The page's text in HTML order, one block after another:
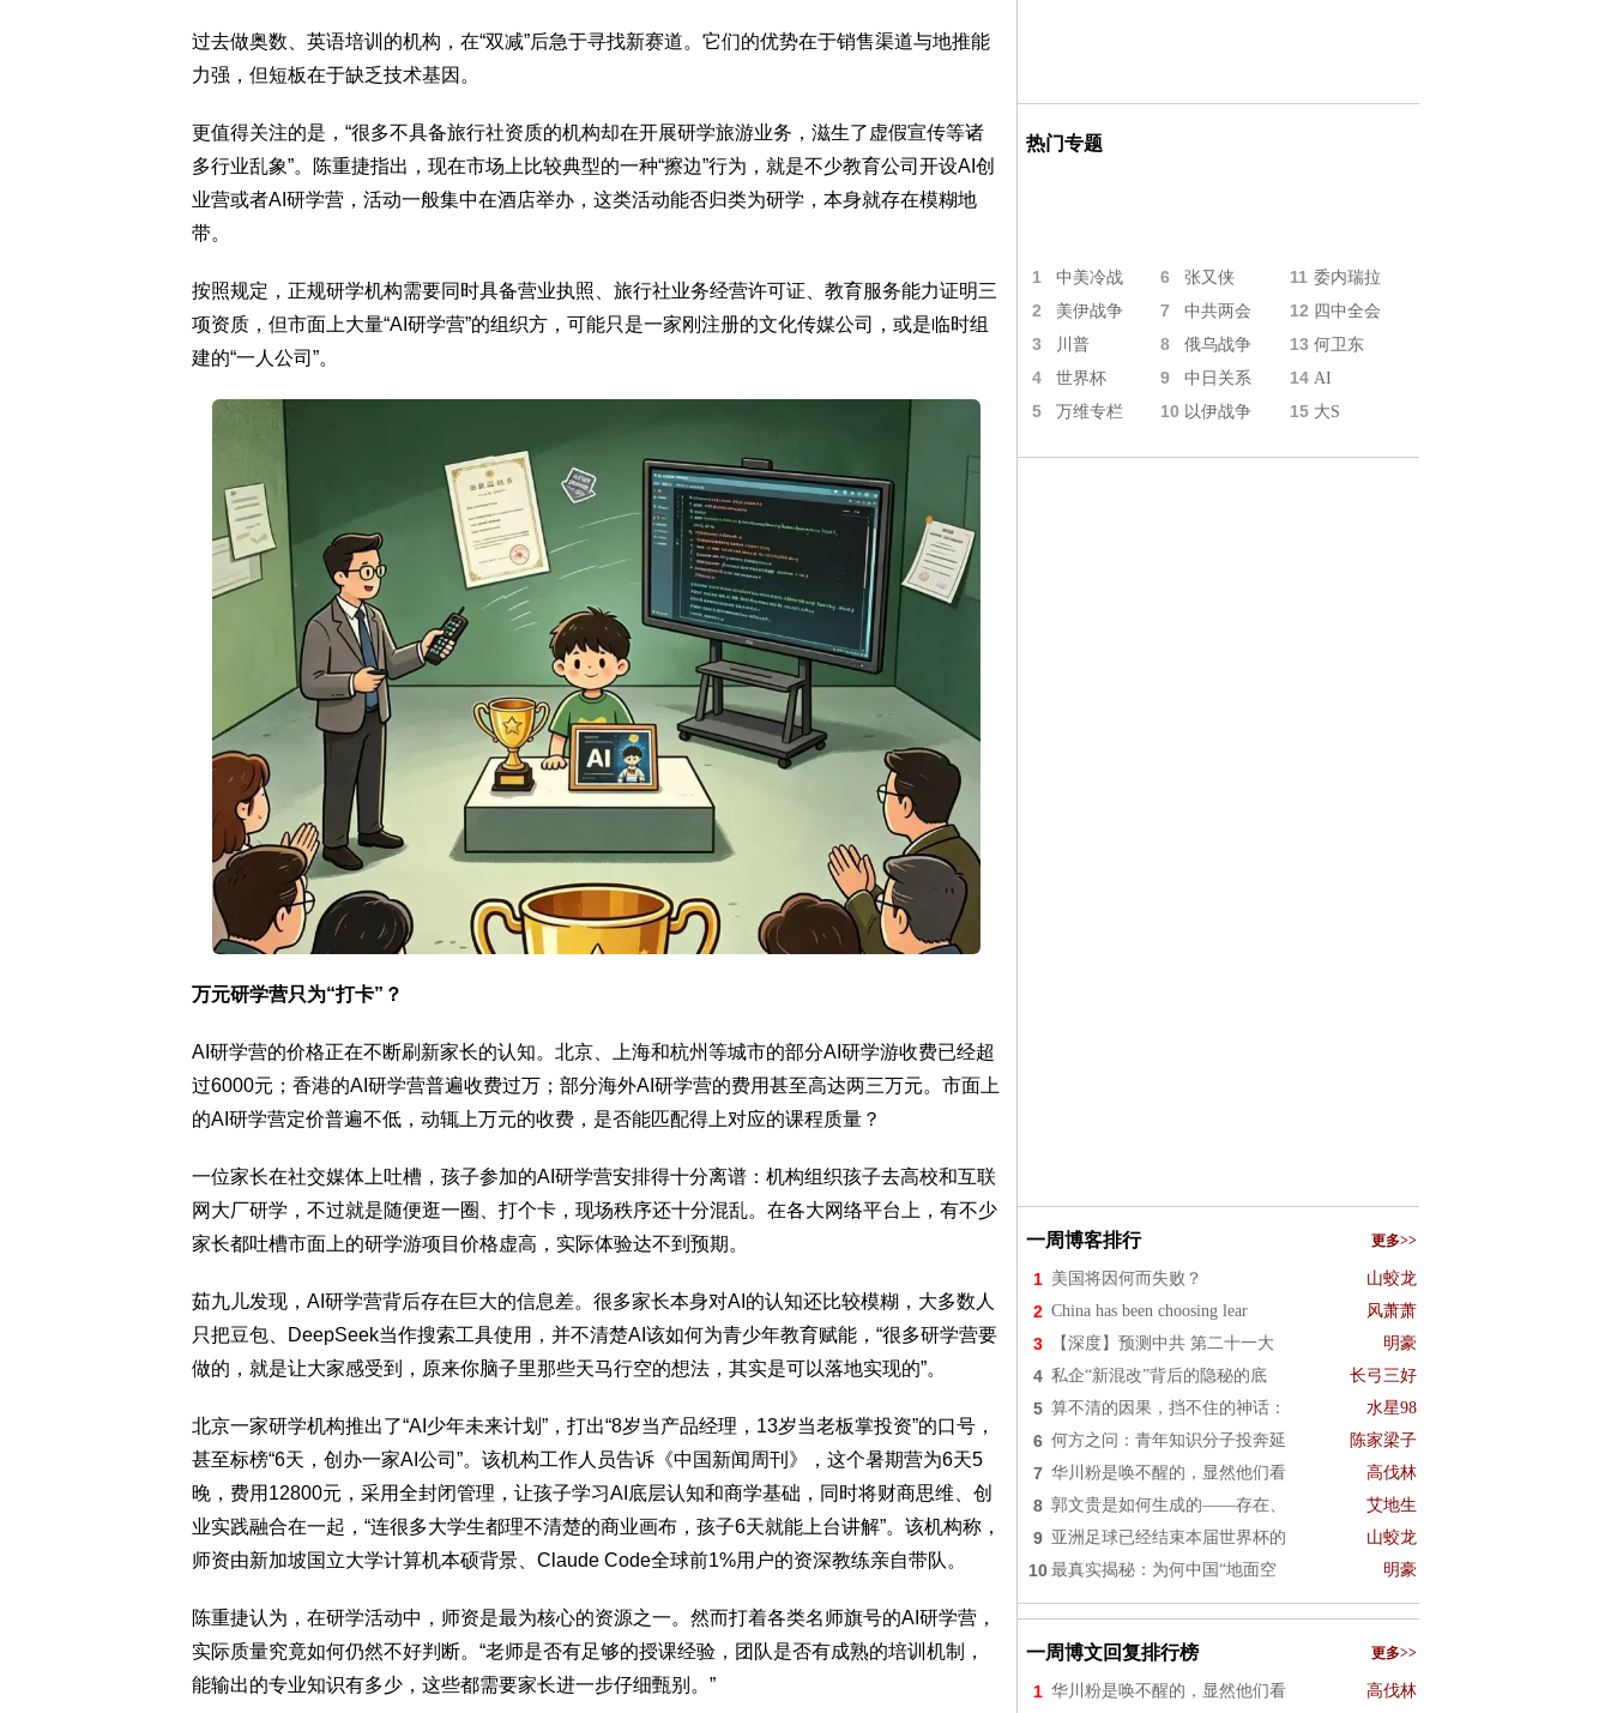
过去做奥数、英语培训的机构，在“双减”后急于寻找新赛道。它们的优势在于销售渠道与地推能
力强，但短板在于缺乏技术基因。
更值得关注的是，“很多不具备旅行社资质的机构却在开展研学旅游业务，滋生了虚假宣传等诸
多行业乱象”。陈重捷指出，现在市场上比较典型的一种“擦边”行为，就是不少教育公司开设AI创
业营或者AI研学营，活动一般集中在酒店举办，这类活动能否归类为研学，本身就存在模糊地
带。
按照规定，正规研学机构需要同时具备营业执照、旅行社业务经营许可证、教育服务能力证明三
项资质，但市面上大量“AI研学营”的组织方，可能只是一家刚注册的文化传媒公司，或是临时组
建的“一人公司”。
万元研学营只为“打卡”？
AI研学营的价格正在不断刷新家长的认知。北京、上海和杭州等城市的部分AI研学游收费已经超
过6000元；香港的AI研学营普遍收费过万；部分海外AI研学营的费用甚至高达两三万元。市面上
的AI研学营定价普遍不低，动辄上万元的收费，是否能匹配得上对应的课程质量？
一位家长在社交媒体上吐槽，孩子参加的AI研学营安排得十分离谱：机构组织孩子去高校和互联
网大厂研学，不过就是随便逛一圈、打个卡，现场秩序还十分混乱。在各大网络平台上，有不少
家长都吐槽市面上的研学游项目价格虚高，实际体验达不到预期。
茹九儿发现，AI研学营背后存在巨大的信息差。很多家长本身对AI的认知还比较模糊，大多数人
只把豆包、DeepSeek当作搜索工具使用，并不清楚AI该如何为青少年教育赋能，“很多研学营要
做的，就是让大家感受到，原来你脑子里那些天马行空的想法，其实是可以落地实现的”。
北京一家研学机构推出了“AI少年未来计划”，打出“8岁当产品经理，13岁当老板掌投资”的口号，
甚至标榜“6天，创办一家AI公司”。该机构工作人员告诉《中国新闻周刊》，这个暑期营为6天5
晚，费用12800元，采用全封闭管理，让孩子学习AI底层认知和商学基础，同时将财商思维、创
业实践融合在一起，“连很多大学生都理不清楚的商业画布，孩子6天就能上台讲解”。该机构称，
师资由新加坡国立大学计算机本硕背景、Claude Code全球前1%用户的资深教练亲自带队。
陈重捷认为，在研学活动中，师资是最为核心的资源之一。然而打着各类名师旗号的AI研学营，
实际质量究竟如何仍然不好判断。“老师是否有足够的授课经验，团队是否有成熟的培训机制，
能输出的专业知识有多少，这些都需要家长进一步仔细甄别。”
热门专题
1 中美冷战 6 张又侠 11 委内瑞拉
2 美伊战争 7 中共两会 12 四中全会
3 川普 8 俄乌战争 13 何卫东
4 世界杯 9 中日关系 14 AI
5 万维专栏 10 以伊战争 15 大S
一周博客排行 更多>>
1 美国将因何而失败？ 山蛟龙
2 China has been choosing lear 风萧萧
3 【深度】预测中共 第二十一大 明豪
4 私企“新混改”背后的隐秘的底 长弓三好
5 算不清的因果，挡不住的神话： 水星98
6 何方之问：青年知识分子投奔延 陈家梁子
7 华川粉是唤不醒的，显然他们看 高伐林
8 郭文贵是如何生成的——存在、 艾地生
9 亚洲足球已经结束本届世界杯的 山蛟龙
10 最真实揭秘：为何中国“地面空 明豪
一周博文回复排行榜 更多>>
1 华川粉是唤不醒的，显然他们看 高伐林